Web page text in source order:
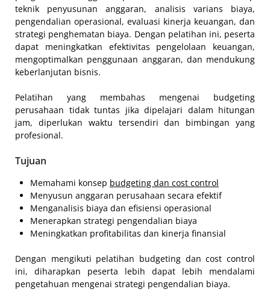
teknik penyusunan anggaran, analisis varians biaya,
pengendalian operasional, evaluasi kinerja keuangan, dan
strategi penghematan biaya. Dengan pelatihan ini, peserta
dapat meningkatkan efektivitas pengelolaan keuangan,
mengoptimalkan penggunaan anggaran, dan mendukung
keberlanjutan bisnis.
Pelatihan yang membahas mengenai budgeting
perusahaan tidak tuntas jika dipelajari dalam hitungan
jam, diperlukan waktu tersendiri dan bimbingan yang
profesional.
Tujuan
Memahami konsep budgeting dan cost control
Menyusun anggaran perusahaan secara efektif
Menganalisis biaya dan efisiensi operasional
Menerapkan strategi pengendalian biaya
Meningkatkan profitabilitas dan kinerja finansial
Dengan mengikuti pelatihan budgeting dan cost control
ini, diharapkan peserta lebih dapat lebih mendalami
pengetahuan mengenai strategi pengendalian biaya.